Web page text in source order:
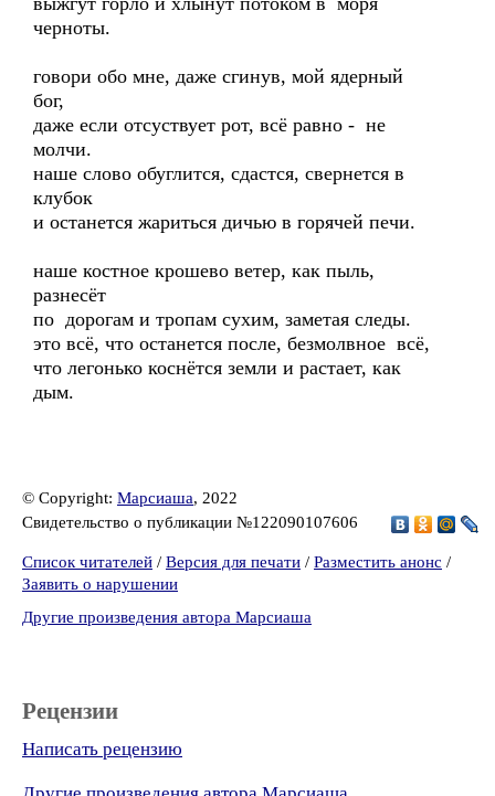
черноты.
говори обо мне, даже сгинув, мой ядерный
бог,
даже если отсуствует рот, всё равно - не
молчи.
наше слово обуглится, сдастся, свернется в
клубок
и останется жариться дичью в горячей печи.
наше костное крошево ветер, как пыль,
разнесёт
по дорогам и тропам сухим, заметая следы.
это всё, что останется после, безмолвное всё,
что легонько коснётся земли и растает, как
дым.
© Copyright: Марсиаша, 2022
Свидетельство о публикации №122090107606
Список читателей / Версия для печати / Разместить анонс /
Заявить о нарушении
Другие произведения автора Марсиаша
Рецензии
Написать рецензию